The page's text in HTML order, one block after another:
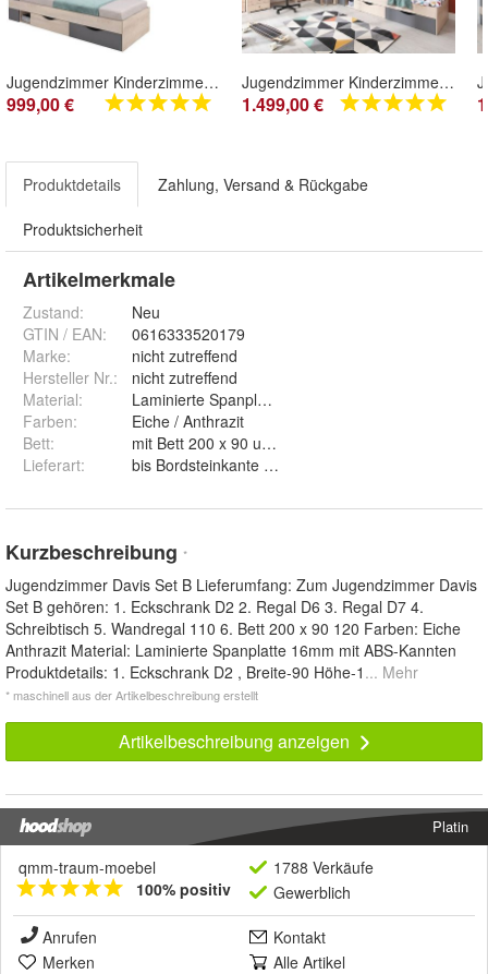
Jugendzimmer Kinderzimmer komplett Davis Set A 5-tlg. Schrank, Schreibtisch, Regale
999,00 €
Jugendzimmer Kinderzimmer komplett Davis Set C 6-tlg. Eckchrank, Schreibtisch, Regale
1.499,00 €
Produktdetails Zahlung, Versand & Rückgabe
Produktsicherheit
Artikelmerkmale
Zustand:
Neu
GTIN / EAN:
0616333520179
Marke:
nicht zutreffend
Hersteller Nr.:
nicht zutreffend
Material:
Laminierte Spanplatte 16mm mit ABS-Kannten
Farben:
Eiche / Anthrazit
Bett:
Lieferart:
Kurzbeschreibung *
Jugendzimmer Davis Set B Lieferumfang: Zum Jugendzimmer Davis
Set B gehören: 1. Eckschrank D2 2. Regal D6 3. Regal D7 4.
Schreibtisch 5. Wandregal 110 6. Bett 200 x 90 120 Farben: Eiche
Anthrazit Material: Laminierte Spanplatte 16mm mit ABS-Kannten
Produktdetails: 1. Eckschrank D2 , Breite-90 Höhe-1 ... Mehr
* maschinell aus der Artikelbeschreibung erstellt
Artikelbeschreibung anzeigen
Platin
qmm-traum-moebel
100% positiv
1788 Verkäufe
Gewerblich
Anrufen
Kontakt
Merken
Alle Artikel